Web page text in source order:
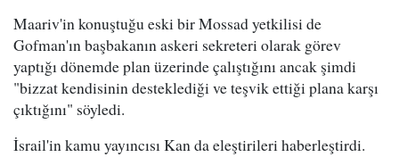
Maariv'in konuştuğu eski bir Mossad yetkilisi de
Gofman'ın başbakanın askeri sekreteri olarak görev
yaptığı dönemde plan üzerinde çalıştığını ancak şimdi
"bizzat kendisinin desteklediği ve teşvik ettiği plana karşı
çıktığını" söyledi.
İsrail'in kamu yayıncısı Kan da eleştirileri haberleştirdi.